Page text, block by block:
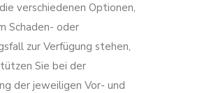
verschiedenen Optionen,
Schaden- oder
zur Verfügung stehen,
Sie bei der
der jeweiligen Vor- und